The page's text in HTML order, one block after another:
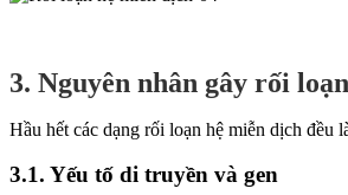
3. Nguyên nhân gây rối
Hầu hết các dạng rối loạn hệ miễn dịch đều
3.1. Yếu tố di truyền và gen